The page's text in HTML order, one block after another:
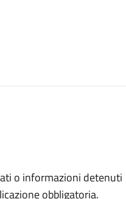
o informazioni detenuti
obbligatoria.